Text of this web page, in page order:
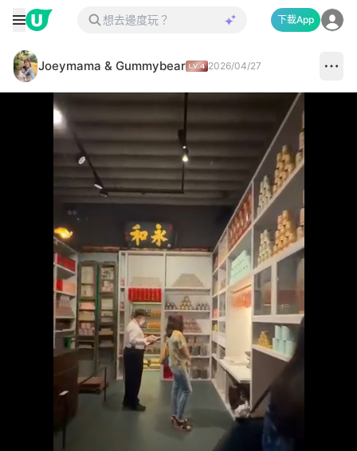
下載App
Joeymama & Gummybear 2026/04/27